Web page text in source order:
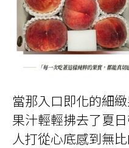
當那入口即化的細
果汁輕輕拂去了夏
人打從心底感到無